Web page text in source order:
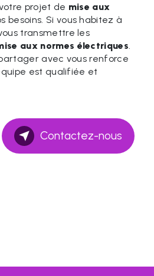
projet de mise aux
besoins. Si vous habitez à
transmettre les
aux normes électriques.
avec vous renforce
est qualifiée et
Contactez-nous